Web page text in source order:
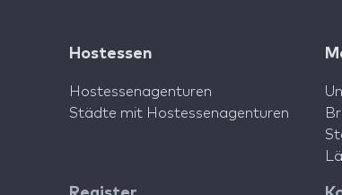
Hostessen
Hostessenagenturen
Städte mit Hostessenagenturen